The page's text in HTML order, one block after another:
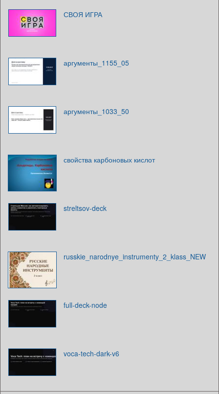
СВОЯ ИГРА
аргументы_1155_05
аргументы_1033_50
свойства карбоновых кислот
streltsov-deck
russkie_narodnye_instrumenty_2_klass_NEW
full-deck-node
voca-tech-dark-v6